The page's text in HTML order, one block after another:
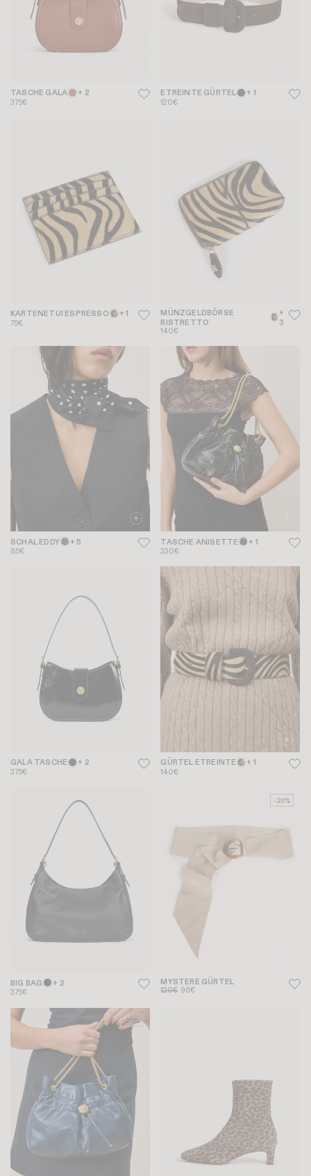
TASCHE GALA + 2
375€
ETREINTE GÜRTEL + 1
120€
KARTENETUI ESPRESSO + 1
75€
MÜNZGELDBÖRSE
RISTRETTO
+
3
140€
SCHAL EDDY + 5
85€
TASCHE ANISETTE + 1
330€
GALA TASCHE + 2
375€
GÜRTEL ETREINTE + 1
140€
BIG BAG + 2
375€
-20%
MYSTERE GÜRTEL
120€ 96€
-20%